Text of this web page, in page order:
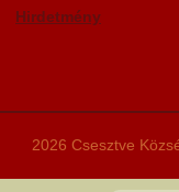
Hirdetmény
2026 Csesztve